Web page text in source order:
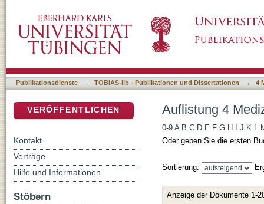
Publikationsdienste → TOBIAS-lib - Publikationen und Dissertationen → 4
Auflistung 4
0-9 A B C D E F G H J K L
Oder geben Sie die ersten
Sortierung:
Anzeige der Dokumente 1-
VERÖFFENTLICHEN
Kontakt
Verträge
Hilfe und Informationen
Stöbern